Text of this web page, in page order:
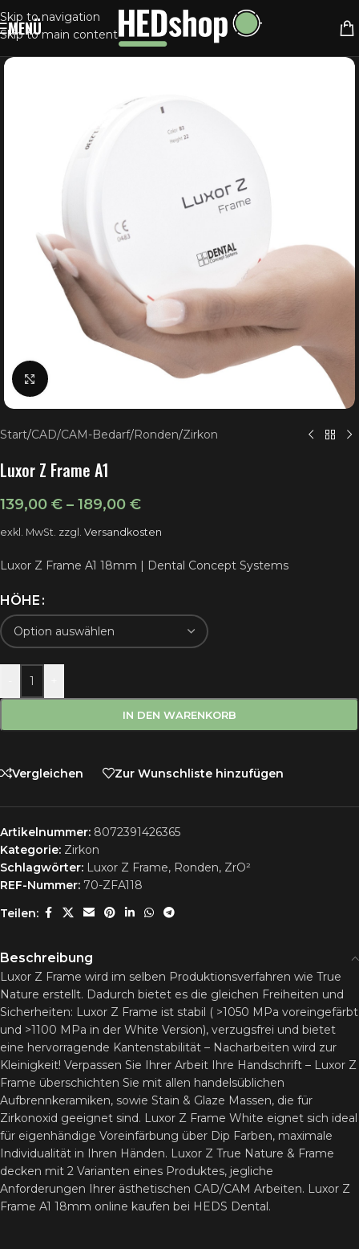
Skip to navigation
Skip to main content
MENÜ
Klick zum Vergrößern
Start/CAD/CAM-Bedarf/Ronden/Zirkon
Luxor Z Frame A1
139,00 € – 189,00 €
exkl. MwSt. zzgl. Versandkosten
Luxor Z Frame A1 18mm | Dental Concept Systems
HÖHE
IN DEN WARENKORB
Vergleichen Zur Wunschliste hinzufügen
Artikelnummer: 8072391426365
Kategorie: Zirkon
Schlagwörter: Luxor Z Frame, Ronden, ZrO²
REF-Nummer: 70-ZFA118
Teilen:
Beschreibung
Luxor Z Frame wird im selben Produktionsverfahren wie True
Nature erstellt. Dadurch bietet es die gleichen Freiheiten und
Sicherheiten: Luxor Z Frame ist stabil ( >1050 MPa voreingefärbt
und >1100 MPa in der White Version), verzugsfrei und bietet
eine hervorragende Kantenstabilität – Nacharbeiten wird zur
Kleinigkeit! Verpassen Sie Ihrer Arbeit Ihre Handschrift – Luxor Z
Frame überschichten Sie mit allen handelsüblichen
Aufbrennkeramiken, sowie Stain & Glaze Massen, die für
Zirkonoxid geeignet sind. Luxor Z Frame White eignet sich ideal
für eigenhändige Voreinfärbung über Dip Farben, maximale
Individualität in Ihren Händen. Luxor Z True Nature & Frame
decken mit 2 Varianten eines Produktes, jegliche
Anforderungen Ihrer ästhetischen CAD/CAM Arbeiten. Luxor Z
Frame A1 18mm online kaufen bei HEDS Dental.